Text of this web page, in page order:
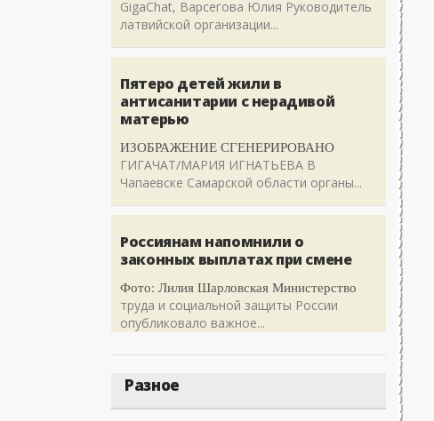
GigaChat, Варсегова Юлия Руководитель
латвийской организации...
Пятеро детей жили в
антисанитарии с нерадивой
матерью
ИЗОБРАЖЕНИЕ СГЕНЕРИРОВАНО
ГИГАЧАТ/МАРИЯ ИГНАТЬЕВА В
Чапаевске Самарской области органы...
Россиянам напомнили о
законных выплатах при смене
Фото: Лилия Шарловская Министерство
труда и социальной защиты России
опубликовало важное...
Разное